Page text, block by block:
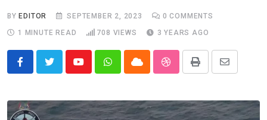
BYEDITOR SEPTEMBER 2, 2023 0 COMMENTS
1 MINUTE READ
708 VIEWS 3 YEARS AGO
YoutubeWhatsappCloud StumbleUpon
Print
Share
Email